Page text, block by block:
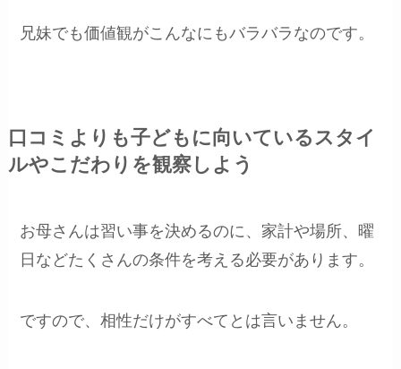
兄妹でも価値観がこんなにもバラバラなのです。
口コミよりも子どもに向いているスタイ
ルやこだわりを観察しよう
お母さんは習い事を決めるのに、家計や場所、曜
日などたくさんの条件を考える必要があります。
ですので、相性だけがすべてとは言いません。